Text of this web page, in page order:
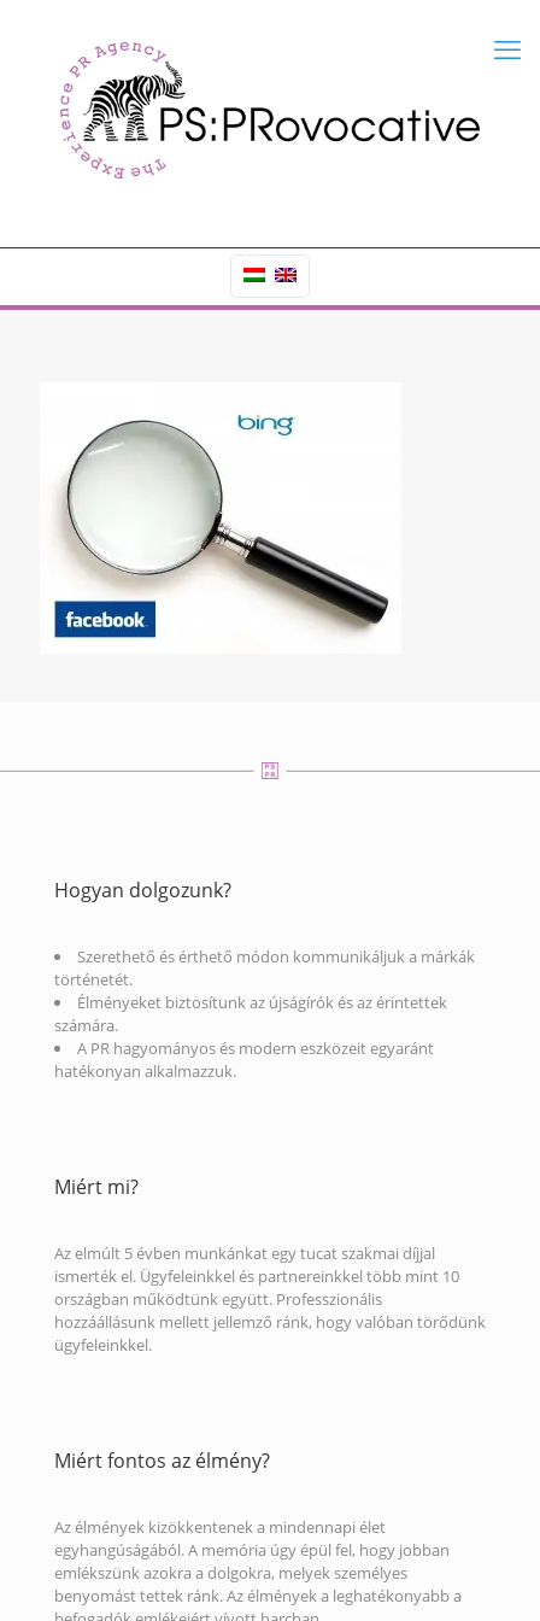
Hogyan dolgozunk?
Szerethető és érthető módon kommunikáljuk a márkák
történetét.
Élményeket biztosítunk az újságírók és az érintettek
számára.
A PR hagyományos és modern eszközeit egyaránt
hatékonyan alkalmazzuk.
Miért mi?
Az elmúlt 5 évben munkánkat egy tucat szakmai díjjal
ismerték el. Ügyfeleinkkel és partnereinkkel több mint 10
országban működtünk együtt. Professzionális
hozzáállásunk mellett jellemző ránk, hogy valóban törődünk
ügyfeleinkkel.
Miért fontos az élmény?
Az élmények kizökkentenek a mindennapi élet
egyhangúságából. A memória úgy épül fel, hogy jobban
emlékszünk azokra a dolgokra, melyek személyes
benyomást tettek ránk. Az élmények a leghatékonyabb a